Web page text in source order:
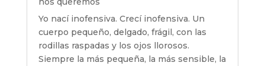
Yo nací inofensiva. Crecí inofensiva. Un
cuerpo pequeño, delgado, frágil, con las
rodillas raspadas y los ojos llorosos.
Siempre la más pequeña, la más sensible, la